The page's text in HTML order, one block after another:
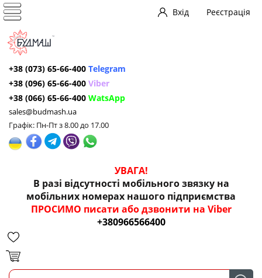
Вхід Реєстрація
+38 (073) 65-66-400 Telegram
+38 (096) 65-66-400 Viber
+38 (066) 65-66-400 WatsApp
sales@budmash.ua
Графік: Пн-Пт з 8.00 до 17.00
УВАГА!
В разі відсутності мобільного звязку на
мобільних номерах нашого підприємства
ПРОСИМО писати або дзвонити на Viber
+380966566400